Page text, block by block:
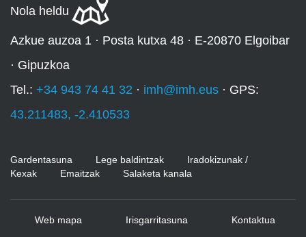
Nola heldu
Azkue auzoa 1 · Posta kutxa 48 · E-20870 Elgoibar
· Gipuzkoa
Tel.: +34 943 74 41 32 · imh@imh.eus · GPS:
43.211483, -2.410533
Gardentasuna Lege baldintzak
Iradokizunak /
Kexak
Emaitzak Salaketa kanala
Web mapa Irisgarritasuna Kontaktua